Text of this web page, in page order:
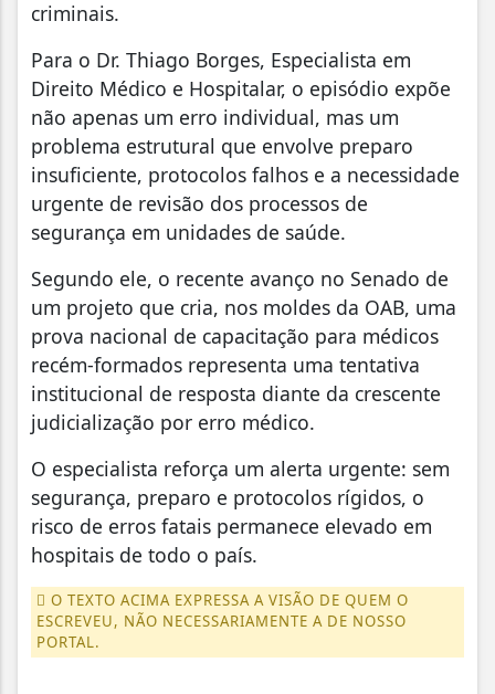
criminais.
Para o Dr. Thiago Borges, Especialista em
Direito Médico e Hospitalar, o episódio expõe
não apenas um erro individual, mas um
problema estrutural que envolve preparo
insuficiente, protocolos falhos e a necessidade
urgente de revisão dos processos de
segurança em unidades de saúde.
Segundo ele, o recente avanço no Senado de
um projeto que cria, nos moldes da OAB, uma
prova nacional de capacitação para médicos
recém-formados representa uma tentativa
institucional de resposta diante da crescente
judicialização por erro médico.
O especialista reforça um alerta urgente: sem
segurança, preparo e protocolos rígidos, o
risco de erros fatais permanece elevado em
hospitais de todo o país.
O TEXTO ACIMA EXPRESSA A VISÃO DE QUEM O
ESCREVEU, NÃO NECESSARIAMENTE A DE NOSSO
PORTAL.